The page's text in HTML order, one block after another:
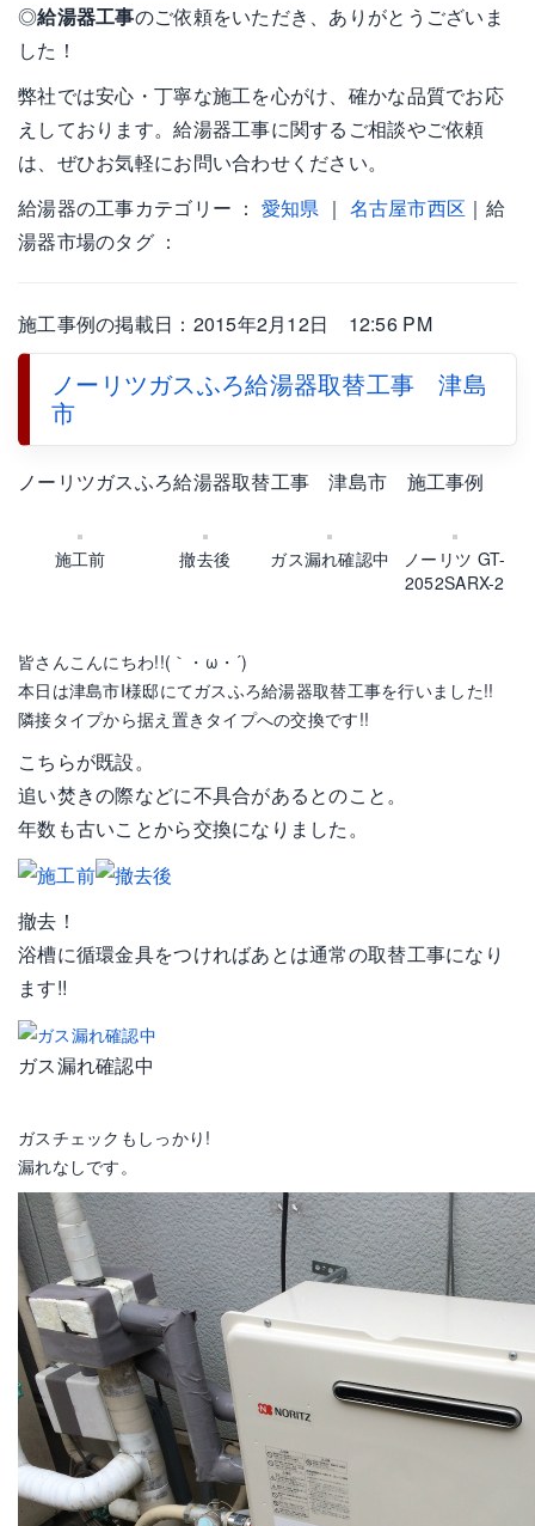
◎給湯器工事のご依頼をいただき、ありがとうございま
した！
弊社では安心・丁寧な施工を心がけ、確かな品質でお応
えしております。給湯器工事に関するご相談やご依頼
は、ぜひお気軽にお問い合わせください。
給湯器の工事カテゴリー ： 愛知県 ｜ 名古屋市西区 ｜給
湯器市場のタグ ：
施工事例の掲載日：2015年2月12日 12:56 PM
ノーリツガスふろ給湯器取替工事 津島
市
ノーリツガスふろ給湯器取替工事 津島市 施工事例
施工前 撤去後 ガス漏れ確認中
ノーリツ GT-
2052SARX-2
皆さんこんにちわ!!(｀・ω・´)
本日は津島市I様邸にてガスふろ給湯器取替工事を行いました!!
隣接タイプから据え置きタイプへの交換です!!
こちらが既設。
追い焚きの際などに不具合があるとのこと。
年数も古いことから交換になりました。
撤去！
浴槽に循環金具をつければあとは通常の取替工事になり
ます!!
ガス漏れ確認中
ガスチェックもしっかり!
漏れなしです。